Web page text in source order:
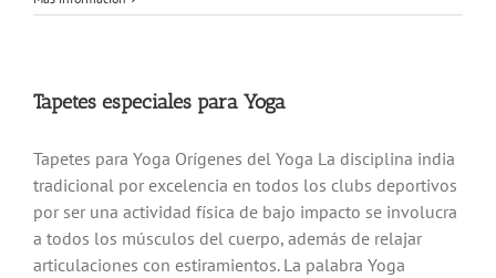
Tapetes especiales para Yoga
Tapetes para Yoga Orígenes del Yoga La disciplina india
tradicional por excelencia en todos los clubs deportivos
por ser una actividad física de bajo impacto se involucra
a todos los músculos del cuerpo, además de relajar
articulaciones con estiramientos. La palabra Yoga